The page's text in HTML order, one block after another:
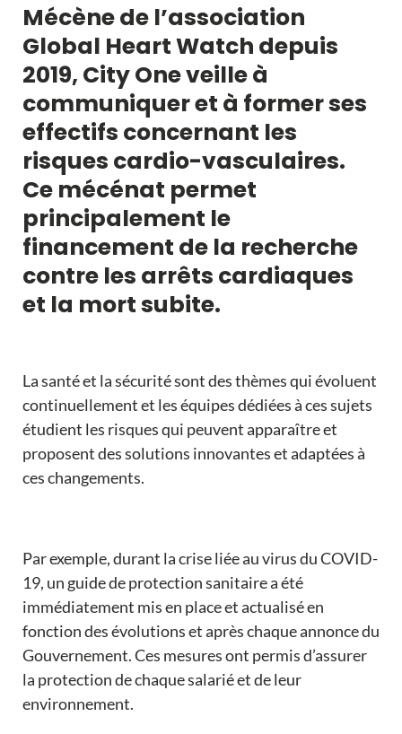
Mécène de l’association
Global Heart Watch depuis
2019, City One veille à
communiquer et à former ses
effectifs concernant les
risques cardio-vasculaires.
Ce mécénat permet
principalement le
financement de la recherche
contre les arrêts cardiaques
et la mort subite.
La santé et la sécurité sont des thèmes qui évoluent
continuellement et les équipes dédiées à ces sujets
étudient les risques qui peuvent apparaître et
proposent des solutions innovantes et adaptées à
ces changements.
Par exemple, durant la crise liée au virus du COVID-
19, un guide de protection sanitaire a été
immédiatement mis en place et actualisé en
fonction des évolutions et après chaque annonce du
Gouvernement. Ces mesures ont permis d’assurer
la protection de chaque salarié et de leur
environnement.